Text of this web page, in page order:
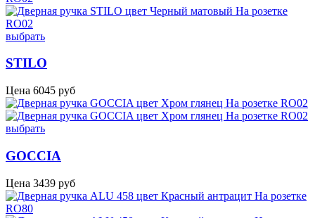
выбрать
STILO
Цена 6045 руб
выбрать
GOCCIA
Цена 3439 руб